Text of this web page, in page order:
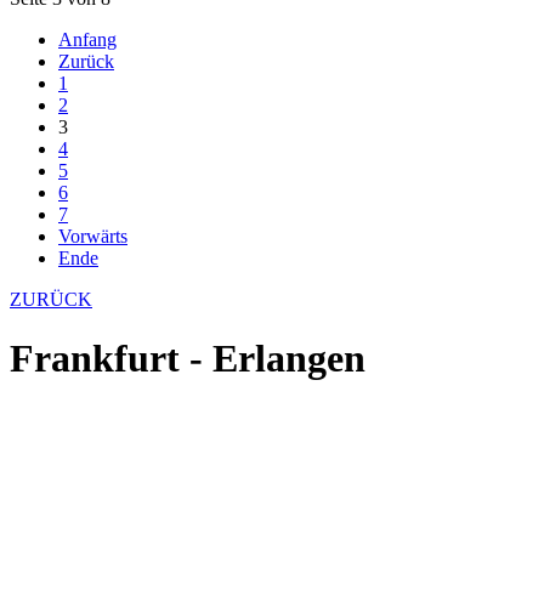
Anfang
Zurück
1
2
3
4
5
6
7
Vorwärts
Ende
ZURÜCK
Frankfurt - Erlangen